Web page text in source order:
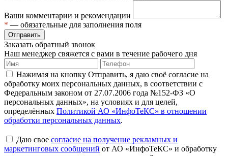
Ваши комментарии и рекомендации
* — обязательные для заполнения поля
Отправить
Заказать обратный звонок
Наш менеджер свяжется с вами в течение рабочего дня
Нажимая на кнопку Отправить, я даю своё согласие на
обработку моих персональных данных, в соответствии с
Федеральным законом от 27.07.2006 года №152-ФЗ «О
персональных данных», на условиях и для целей,
определённых Политикой АО «ИнфоТеКС» в отношении
обработки персональных данных.
Даю свое согласие на получение рекламных и
маркетинговых сообщений от АО «ИнфоТеКС» и обработку